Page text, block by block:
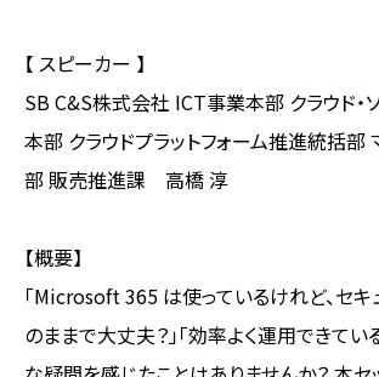
【 スピーカー 】
SB C&S株式会社 ICT事業本部 クラウド・
本部 クラウドプラットフォーム推進統括部
部 販売推進課 高橋 淳
【概要】
「Microsoft 365 は使っているけれど、セキ
のままで大丈夫？」「効率よく運用できてい